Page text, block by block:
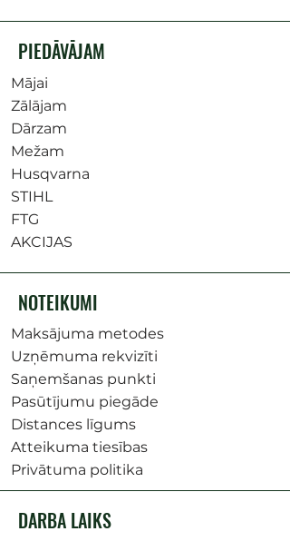
PIEDĀVĀJAM
Mājai
Zālājam
Dārzam
Mežam
Husqvarna
STIHL
FTG
AKCIJAS
NOTEIKUMI
Maksājuma metodes
Uzņēmuma rekvizīti
Saņemšanas punkti
Pasūtījumu piegāde
Distances līgums
Atteikuma tiesības
Privātuma politika
DARBA LAIKS